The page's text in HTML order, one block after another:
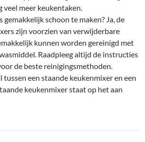
veel meer keukentaken.
gemakkelijk schoon te maken? Ja, de
zijn voorzien van verwijderbare
kunnen worden gereinigd met
Raadpleeg altijd de instructies
de beste reinigingsmethoden.
tussen een staande keukenmixer en een
keukenmixer staat op het aan